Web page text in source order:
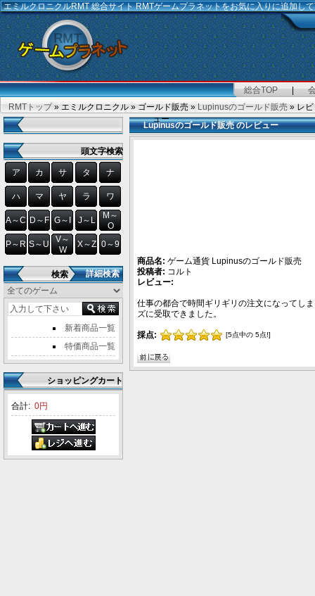
エミルクロニクルRMT総合サイト RMTゲームプラネットをお気に入りに追加し
総合TOP |
RMTトップ » エミルクロニクル » ゴールド販売 » Lupinusのゴールド販売 » レビ
ュー
頭文字検索
ア カ サ タ ナ
ハ マ ヤ ラ ワ
A～C D～F G～I J～L
M～
O
P～R S～U
V～
W
X～Z 0～9
検索 詳細検索
新着商品一覧
特価商品一覧
ショッピングカート
合計: 0円
Lupinusのゴールド販売 のレビュー
商品名: ゲーム通貨 Lupinusのゴールド販売
投稿者: コルト
レビュー:
仕事の都合で時間ギリギリの注文になってし
ズに受取できました。
採点: [5点中の 5点!]